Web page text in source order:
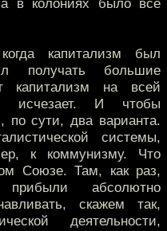
в колониях было все
капитализм был
получать большие
капитализм на всей
исчезает. И чтобы
по сути, два варианта.
системы,
к коммунизму. Что
Союзе. Там, как раз,
прибыли абсолютно
скажем так,
деятельности,